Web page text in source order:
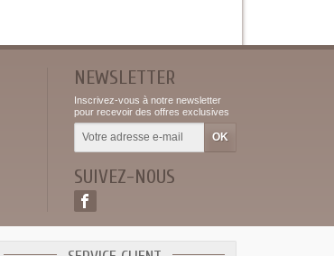
NEWSLETTER
Inscrivez-vous à notre newsletter
pour recevoir des offres exclusives
SUIVEZ-NOUS